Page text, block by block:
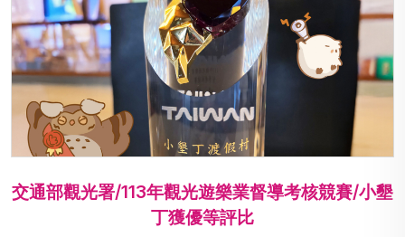
交通部觀光署/113年觀光遊樂業督導考核競賽/小墾
丁獲優等評比